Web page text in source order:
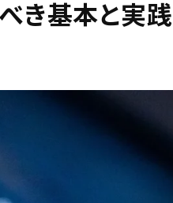
き基本と実践